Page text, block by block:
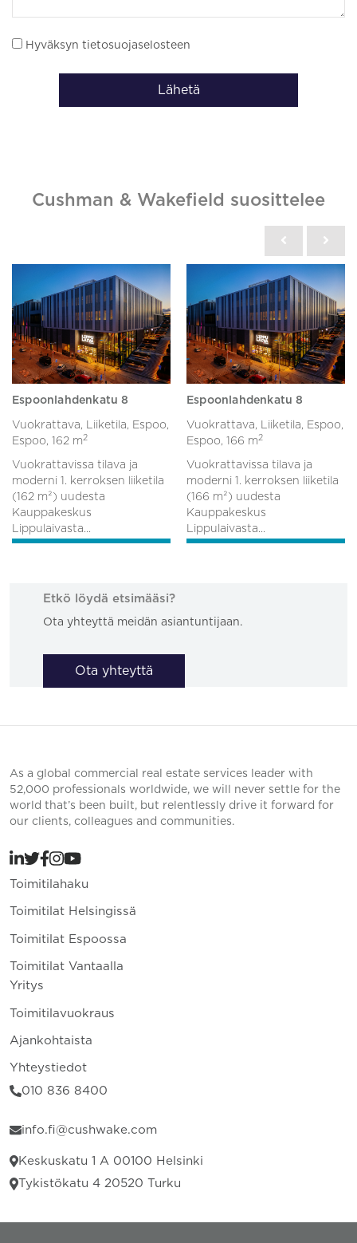
Hyväksyn tietosuojaselosteen
Lähetä
Cushman & Wakefield suosittelee
Espoonlahdenkatu 8
Vuokrattava, Liiketila, Espoo,
Espoo, 162 m 2
Vuokrattavissa tilava ja
moderni 1. kerroksen liiketila
(162 m²) uudesta
Kauppakeskus
Lippulaivasta...
Espoonlahdenkatu 8
Vuokrattava, Liiketila, Espoo,
Espoo, 166 m 2
Vuokrattavissa tilava ja
moderni 1. kerroksen liiketila
(166 m²) uudesta
Kauppakeskus
Lippulaivasta...
Etkö löydä etsimääsi?
Ota yhteyttä meidän asiantuntijaan.
Ota yhteyttä
As a global commercial real estate services leader with
52,000 professionals worldwide, we will never settle for the
world that’s been built, but relentlessly drive it forward for
our clients, colleagues and communities.
Toimitilahaku
Toimitilat Helsingissä
Toimitilat Espoossa
Toimitilat Vantaalla
Yritys
Toimitilavuokraus
Ajankohtaista
Yhteystiedot
010 836 8400
info.fi@cushwake.com
Keskuskatu 1 A 00100 Helsinki
Tykistökatu 4 20520 Turku